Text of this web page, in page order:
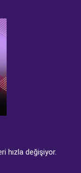
hızla değişiyor.